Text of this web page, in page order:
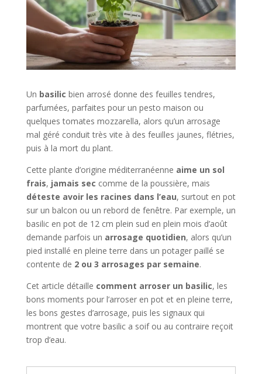
Un basilic bien arrosé donne des feuilles tendres,
parfumées, parfaites pour un pesto maison ou
quelques tomates mozzarella, alors qu’un arrosage
mal géré conduit très vite à des feuilles jaunes, flétries,
puis à la mort du plant.
Cette plante d’origine méditerranéenne aime un sol
frais, jamais sec comme de la poussière, mais
déteste avoir les racines dans l’eau, surtout en pot
sur un balcon ou un rebord de fenêtre. Par exemple, un
basilic en pot de 12 cm plein sud en plein mois d’août
demande parfois un arrosage quotidien, alors qu’un
pied installé en pleine terre dans un potager paillé se
contente de 2 ou 3 arrosages par semaine.
Cet article détaille comment arroser un basilic, les
bons moments pour l’arroser en pot et en pleine terre,
les bons gestes d’arrosage, puis les signaux qui
montrent que votre basilic a soif ou au contraire reçoit
trop d’eau.